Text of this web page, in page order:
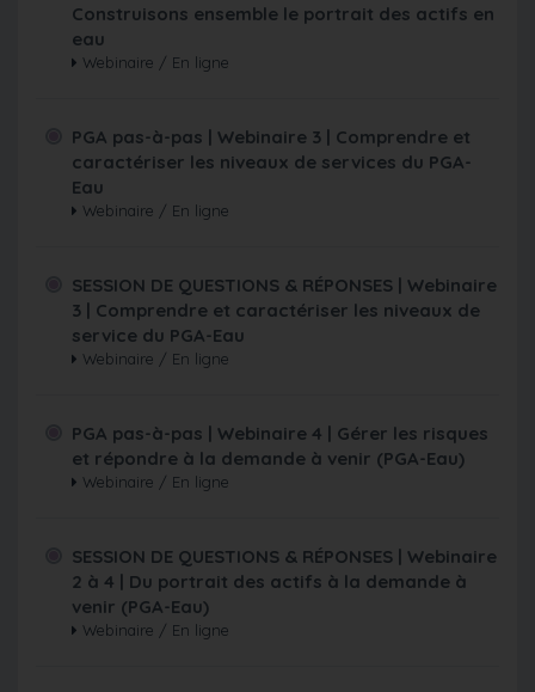
Construisons ensemble le portrait des actifs en
eau
Webinaire / En ligne
PGA pas-à-pas | Webinaire 3 | Comprendre et
caractériser les niveaux de services du PGA-
Eau
Webinaire / En ligne
SESSION DE QUESTIONS & RÉPONSES | Webinaire
3 | Comprendre et caractériser les niveaux de
service du PGA-Eau
Webinaire / En ligne
PGA pas-à-pas | Webinaire 4 | Gérer les risques
et répondre à la demande à venir (PGA-Eau)
Webinaire / En ligne
SESSION DE QUESTIONS & RÉPONSES | Webinaire
2 à 4 | Du portrait des actifs à la demande à
venir (PGA-Eau)
Webinaire / En ligne